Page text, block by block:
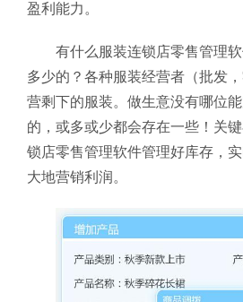
盈利能力。
有什么服装连锁店零售管理
多少的？各种服装经营者（批发
营剩下的服装。做生意没有哪位
的，或多或少都会存在一些！关
锁店零售管理软件管理好库存，
大地营销利润。